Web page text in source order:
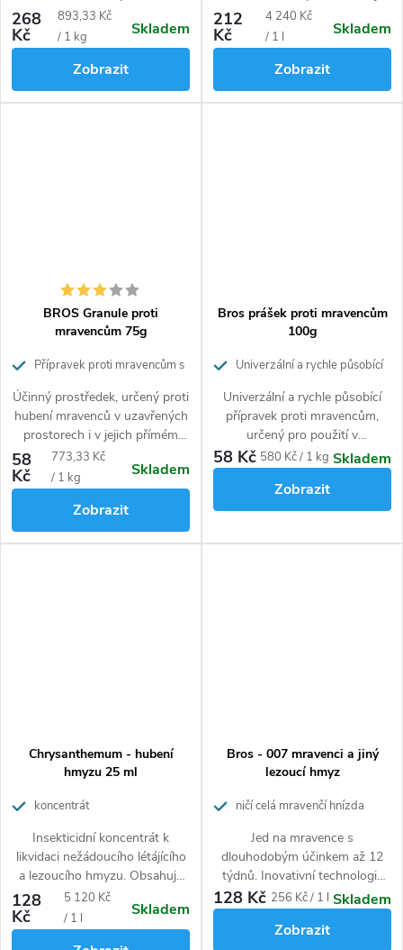
venkovním prostředí. Výhodou
tohoto přípravku je, že je
možné ho aplikovat v suché
formě, ale lze z něj smícháním s
vodou, vyrobit také účinný
postřik proti mravencům. Jedná
268
Kč
Měrná
cena:
893,33 Kč
/ 1 kg
Skladem
Zobrazit
100 % přírodní účinnou látku.
212
Kč
Měrná
cena:
4 240 Kč
/ 1 l
Skladem
Zobrazit
BROS Granule proti
mravencům 75g
Přípravek proti mravencům s
dloudobým efektem
Účinný prostředek, určený proti
hubení mravenců v uzavřených
prostorech i v jejich přímém
sousedství. Zničí až 7 hnízd. Má
dlouhodobý efekt.
58
Kč
Měrná
cena:
773,33 Kč
/ 1 kg
Skladem
Zobrazit
Bros prášek proti mravencům
100g
Univerzální a rychle působící
Univerzální a rychle působící
přípravek proti mravencům,
určený pro použití v
interiérech a jejich těsné
blízkosti jako jsou terasy,
chodníky, příjezdové cesty,
apod. i venkovních prostorech.
nebo zálivkou. Účinně hubí celé
58 Kč Měrná
580 Kč / 1 kg Skladem
Zobrazit
Chrysanthemum - hubení
hmyzu 25 ml
koncentrát
Insekticidní koncentrát k
likvidaci nežádoucího létájícího
a lezoucího hmyzu. Obsahuje
100 % přírodní účinnou látku.
128
Kč
Měrná
cena:
5 120 Kč
/ 1 l
Skladem
Bros - 007 mravenci a jiný
lezoucí hmyz
ničí celá mravenčí hnízda
Jed na mravence s
dlouhodobým účinkem až 12
týdnů. Inovativní technologie
mikrokapslí umožňuje zničit
celou mravenčí kolonii. Při
kontaktu s přípravkem se
128 Kč Měrná
256 Kč / 1 l Skladem
Zobrazit